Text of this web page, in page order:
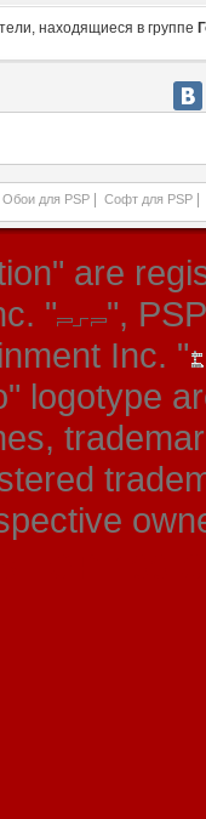
находящиеся в группе
Обои для PSP Софт для PSP
are
"
",
Inc. "
logotype